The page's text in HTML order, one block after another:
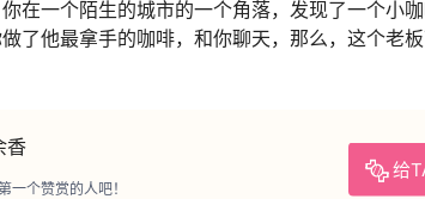
在一个陌生的城市的一个角落，发现了一个小
了他最拿手的咖啡，和你聊天，那么，这个老板
香
给
一个赞赏的人吧！